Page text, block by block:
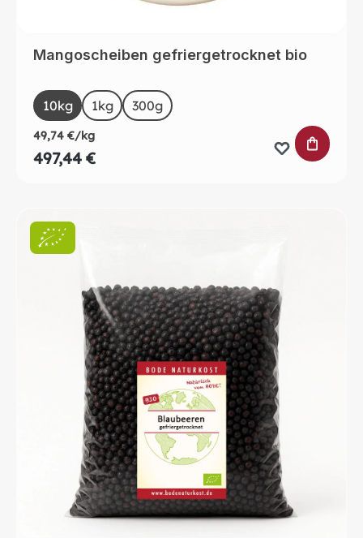
Mangoscheiben gefriergetrocknet bio
Sizeauswählen
10kg 1kg 300g
49,74 €/kg
497,44 €
IN DEN